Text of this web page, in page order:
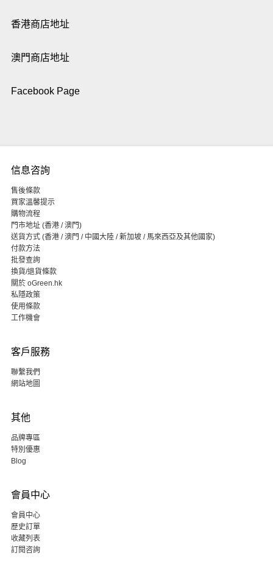
香港商店地址
澳門商店地址
Facebook Page
信息咨詢
售後條款
買家溫馨提示
購物流程
門市地址 (香港 / 澳門)
送貨方式 (香港 / 澳門 / 中國大陸 / 新加坡 / 馬來西亞及其他國家)
付款方法
批發查詢
換貨/退貨條款
關於 oGreen.hk
私隱政策
使用條款
工作機會
客戶服務
聯繫我們
網站地圖
其他
品牌專區
特別優惠
Blog
會員中心
會員中心
歷史訂單
收藏列表
訂閱咨詢